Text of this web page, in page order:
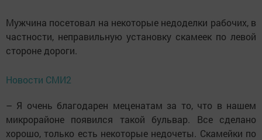
Мужчина посетовал на некоторые недоделки рабочих, в
частности, неправильную установку скамеек по левой
стороне дороги.
Новости СМИ2
– Я очень благодарен меценатам за то, что в нашем
микрорайо­не появился такой бульвар. Все сделано
хорошо, только есть некоторые недочеты. Скамейки по